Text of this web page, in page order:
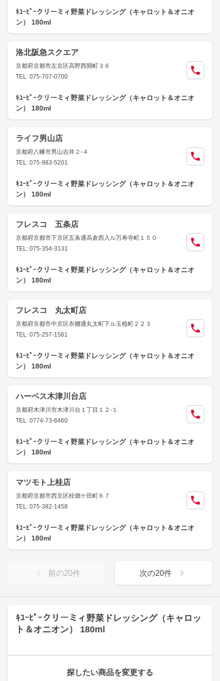
ｷﾕｰﾋﾟｰクリーミィ野菜ドレッシング（キャロッ
ト＆オニオン） 180ml
探したい商品を変更する
ｷﾕｰﾋﾟｰクリーミィ野菜ドレッシング（キャロット＆オニオ
ン） 180ml
洛北阪急スクエア
京都府京都市左京区高野西開町３６
TEL: 075-707-0700
ｷﾕｰﾋﾟｰクリーミィ野菜ドレッシング（キャロット＆オニオ
ン） 180ml
ライフ男山店
京都府八幡市男山吉井２-４
TEL: 075-983-5201
ｷﾕｰﾋﾟｰクリーミィ野菜ドレッシング（キャロット＆オニオ
ン） 180ml
フレスコ 五条店
京都府京都市下京区五条通高倉西入ル万寿寺町１５０
TEL: 075-354-3131
ｷﾕｰﾋﾟｰクリーミィ野菜ドレッシング（キャロット＆オニオ
ン） 180ml
フレスコ 丸太町店
京都府京都市中京区衣棚通丸太町下ル玉植町２２３
TEL: 075-257-1561
ｷﾕｰﾋﾟｰクリーミィ野菜ドレッシング（キャロット＆オニオ
ン） 180ml
ハーベス木津川台店
京都府木津川市木津川台１丁目１２-１
TEL: 0774-73-6460
ｷﾕｰﾋﾟｰクリーミィ野菜ドレッシング（キャロット＆オニオ
ン） 180ml
マツモト上桂店
京都府京都市西京区桂畑ケ田町６７
TEL: 075-382-1458
ｷﾕｰﾋﾟｰクリーミィ野菜ドレッシング（キャロット＆オニオ
ン） 180ml
前の20件 次の20件